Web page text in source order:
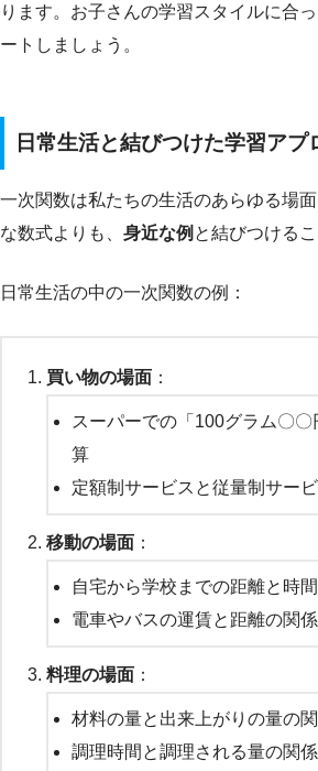
ります。お子さんの学習スタイルに合
ートしましょう。
日常生活と結びつけた学習アプ
一次関数は私たちの生活のあらゆる場
な数式よりも、 身近な例 と結びつける
日常生活の中の一次関数の例：
買い物の場面 ：
スーパーでの「100グラム〇
算
定額制サービスと従量制サー
移動の場面 ：
自宅から学校までの距離と時
電車やバスの運賃と距離の関係
料理の場面 ：
材料の量と出来上がりの量の
調理時間と調理される量の関係